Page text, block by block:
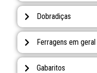
Dobradiças
Ferragens em geral
Gabaritos